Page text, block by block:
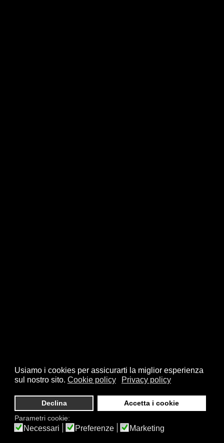
Usiamo i cookies per assicurarti la miglior esperienza
sul nostro sito. Cookie policy Privacy policy
Declina
Accetta i cookie
Parametri cookie:
Necessari Preferenze Marketing